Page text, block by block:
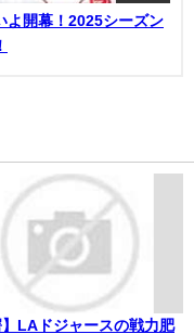
よ開幕！2025シーズン
】LAドジャースの戦力肥